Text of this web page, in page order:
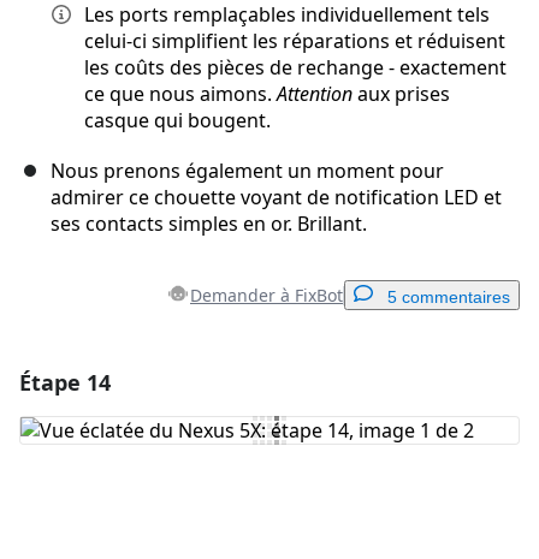
Les ports remplaçables individuellement tels
celui-ci simplifient les réparations et réduisent
les coûts des pièces de rechange - exactement
ce que nous aimons.Attentionaux prises
casque qui bougent.
Nous prenons également un moment pour
admirer ce chouette voyant de notification LED et
ses contacts simples en or. Brillant.
Demander à FixBot 5 commentaires
Ajouter un commentaire
Étape 14